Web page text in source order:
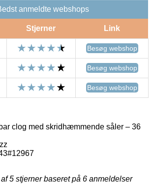
anmeldte webshops
Stjerner Link
Besøg webshop
Besøg webshop
Besøg webshop
clog med skridhæmmende såler – 36
5 stjerner baseret på 6 anmeldelser